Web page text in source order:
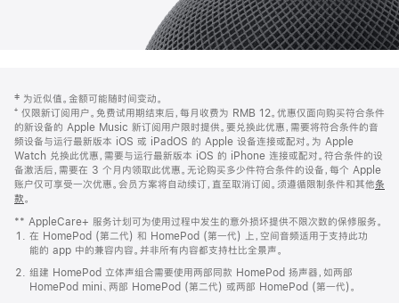
页
页
脚
注
‡ 为近似值。金额可能随时间变动。
⁺ 仅限新订阅用户。免费试用期结束后，每月收费为 RMB 12。优惠仅面向购买符合条件
的新设备的 Apple Music 新订阅用户限时提供。要兑换此优惠，需要将符合条件的音
频设备与运行最新版本 iOS 或 iPadOS 的 Apple 设备连接或配对。为 Apple
Watch 兑换此优惠，需要与运行最新版本 iOS 的 iPhone 连接或配对。符合条件的设
备激活后，需要在 3 个月内领取此优惠。无论购买多少件符合条件的设备，每个 Apple
账户仅可享受一次优惠。会员方案将自动续订，直至取消订阅。须遵循限制条件和其他条
款。
窗
口
中
打
开)
** AppleCare+ 服务计划可为使用过程中发生的意外损坏提供不限次数的保修服务。
在 HomePod (第二代) 和 HomePod (第一代) 上，空间音频适用于支持此功
能的 app 中的兼容内容。并非所有内容都支持杜比全景声。
组建 HomePod 立体声组合需要使用两部同款 HomePod 扬声器，如两部
HomePod mini、两部 HomePod (第二代) 或两部 HomePod (第一代)。